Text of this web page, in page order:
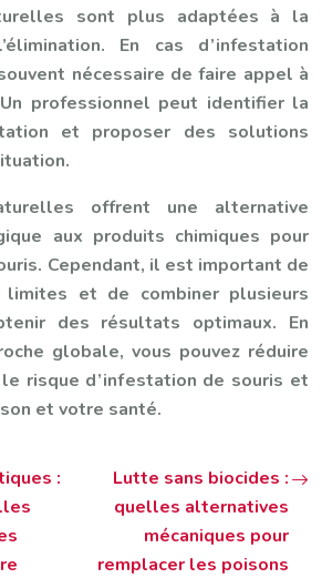
sont plus adaptées à la
En cas d’infestation
nécessaire de faire appel à
professionnel peut identifier la
et proposer des solutions
offrent une alternative
aux produits chimiques pour
Cependant, il est important de
limites et de combiner plusieurs
des résultats optimaux. En
globale, vous pouvez réduire
risque d’infestation de souris et
et votre santé.
:
Lutte sans biocides :
quelles alternatives
mécaniques pour
remplacer les poisons